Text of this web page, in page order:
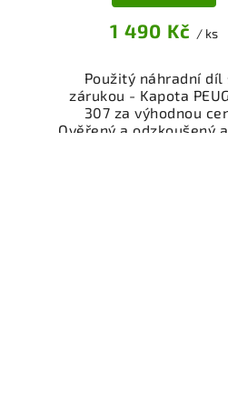
1 490 Kč / ks
Použitý náhradní díl
zárukou - Kapota
307 za výhodnou
Ověřený a odzkoušený